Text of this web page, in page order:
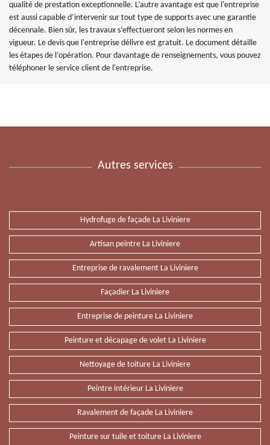
qualité de prestation exceptionnelle. L’autre avantage est que l'entreprise
est aussi capable d’intervenir sur tout type de supports avec une garantie
décennale. Bien sûr, les travaux s’effectueront selon les normes en
vigueur. Le devis que l'entreprise délivre est gratuit. Le document détaille
les étapes de l’opération. Pour davantage de renseignements, vous pouvez
téléphoner le service client de l'entreprise.
Autres services
Hydrofuge de façade La Liviniere
Artisan peintre La Liviniere
Entreprise de ravalement La Liviniere
Façadier La Liviniere
Entreprise de peinture La Liviniere
Peinture et décapage de volet La Liviniere
Nettoyage de toiture La Liviniere
Peintre intérieur La Liviniere
Ravalement de façade La Liviniere
Peinture sur tuile et toiture La Liviniere